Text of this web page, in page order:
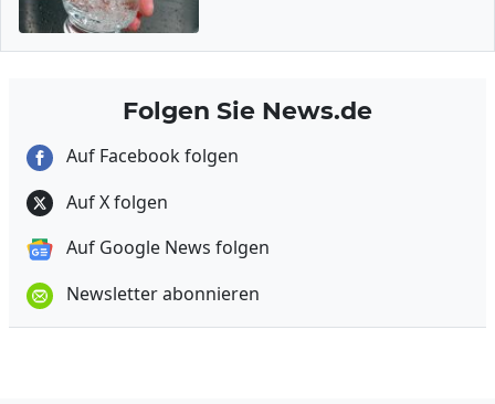
Folgen Sie News.de
Auf Facebook folgen
Auf X folgen
Auf Google News folgen
Newsletter abonnieren